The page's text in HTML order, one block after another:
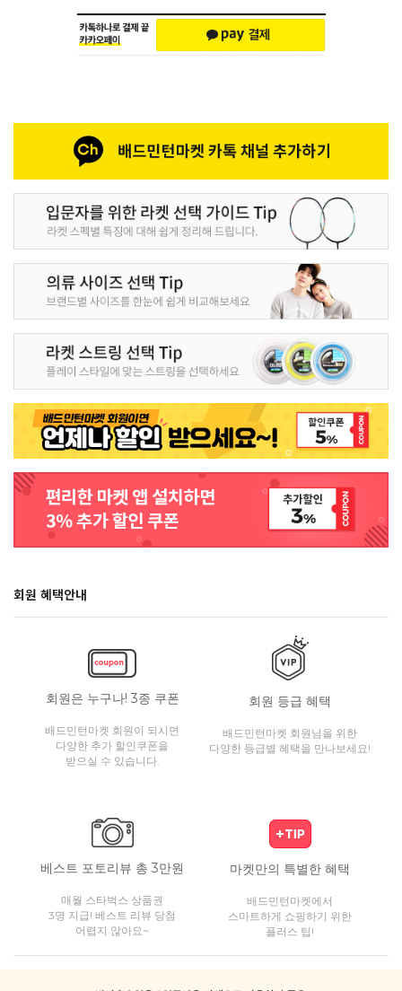
회원 혜택안내
회원은 누구나! 3종 쿠폰
배드민턴마켓 회원이 되시면
다양한 추가 할인쿠폰을
받으실 수 있습니다.
회원 등급 혜택
배드민턴마켓 회원님을 위한
다양한 등급별 혜택을 만나보세요!
베스트 포토리뷰 총 3만원
매월 스타벅스 상품권
3명 지급! 베스트 리뷰 당첨
어렵지 않아요~
마켓만의 특별한 혜택
배드민턴마켓에서
스마트하게 쇼핑하기 위한
플러스 팁!